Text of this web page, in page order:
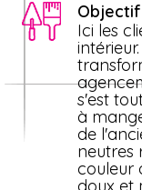
Ici les
s'est
à
de
neutres
couleur